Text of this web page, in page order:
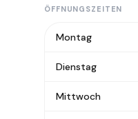
ÖFFNUNGSZEITEN
Montag
Dienstag
Mittwoch